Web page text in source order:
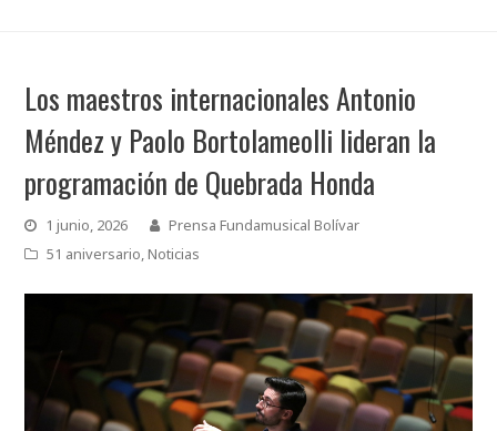
Los maestros internacionales Antonio
Méndez y Paolo Bortolameolli lideran la
programación de Quebrada Honda
1 junio, 2026
Prensa Fundamusical Bolívar
51 aniversario,Noticias